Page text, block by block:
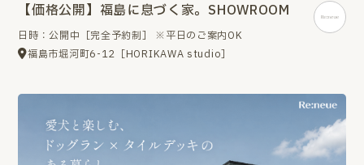
【価格公開】福島に息づく家。SHOWROOM
日時：公開中［完全予約制］ ※平日のご案内OK
福島市堀河町6-12［HORIKAWA studio］